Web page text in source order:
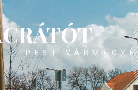
PEST VÁRMEGYE